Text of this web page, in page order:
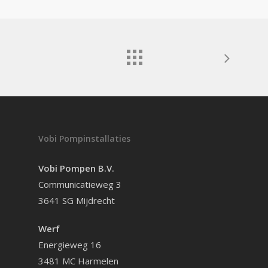
Vobi Pompinstallaties
Vobi Pompen B.V.
Communicatieweg 3
3641 SG Mijdrecht
Werf
Energieweg 16
3481 MC Harmelen